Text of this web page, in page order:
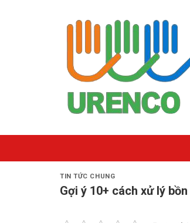
TIN TỨC CHUNG
Gợi ý 10+ cách xử lý